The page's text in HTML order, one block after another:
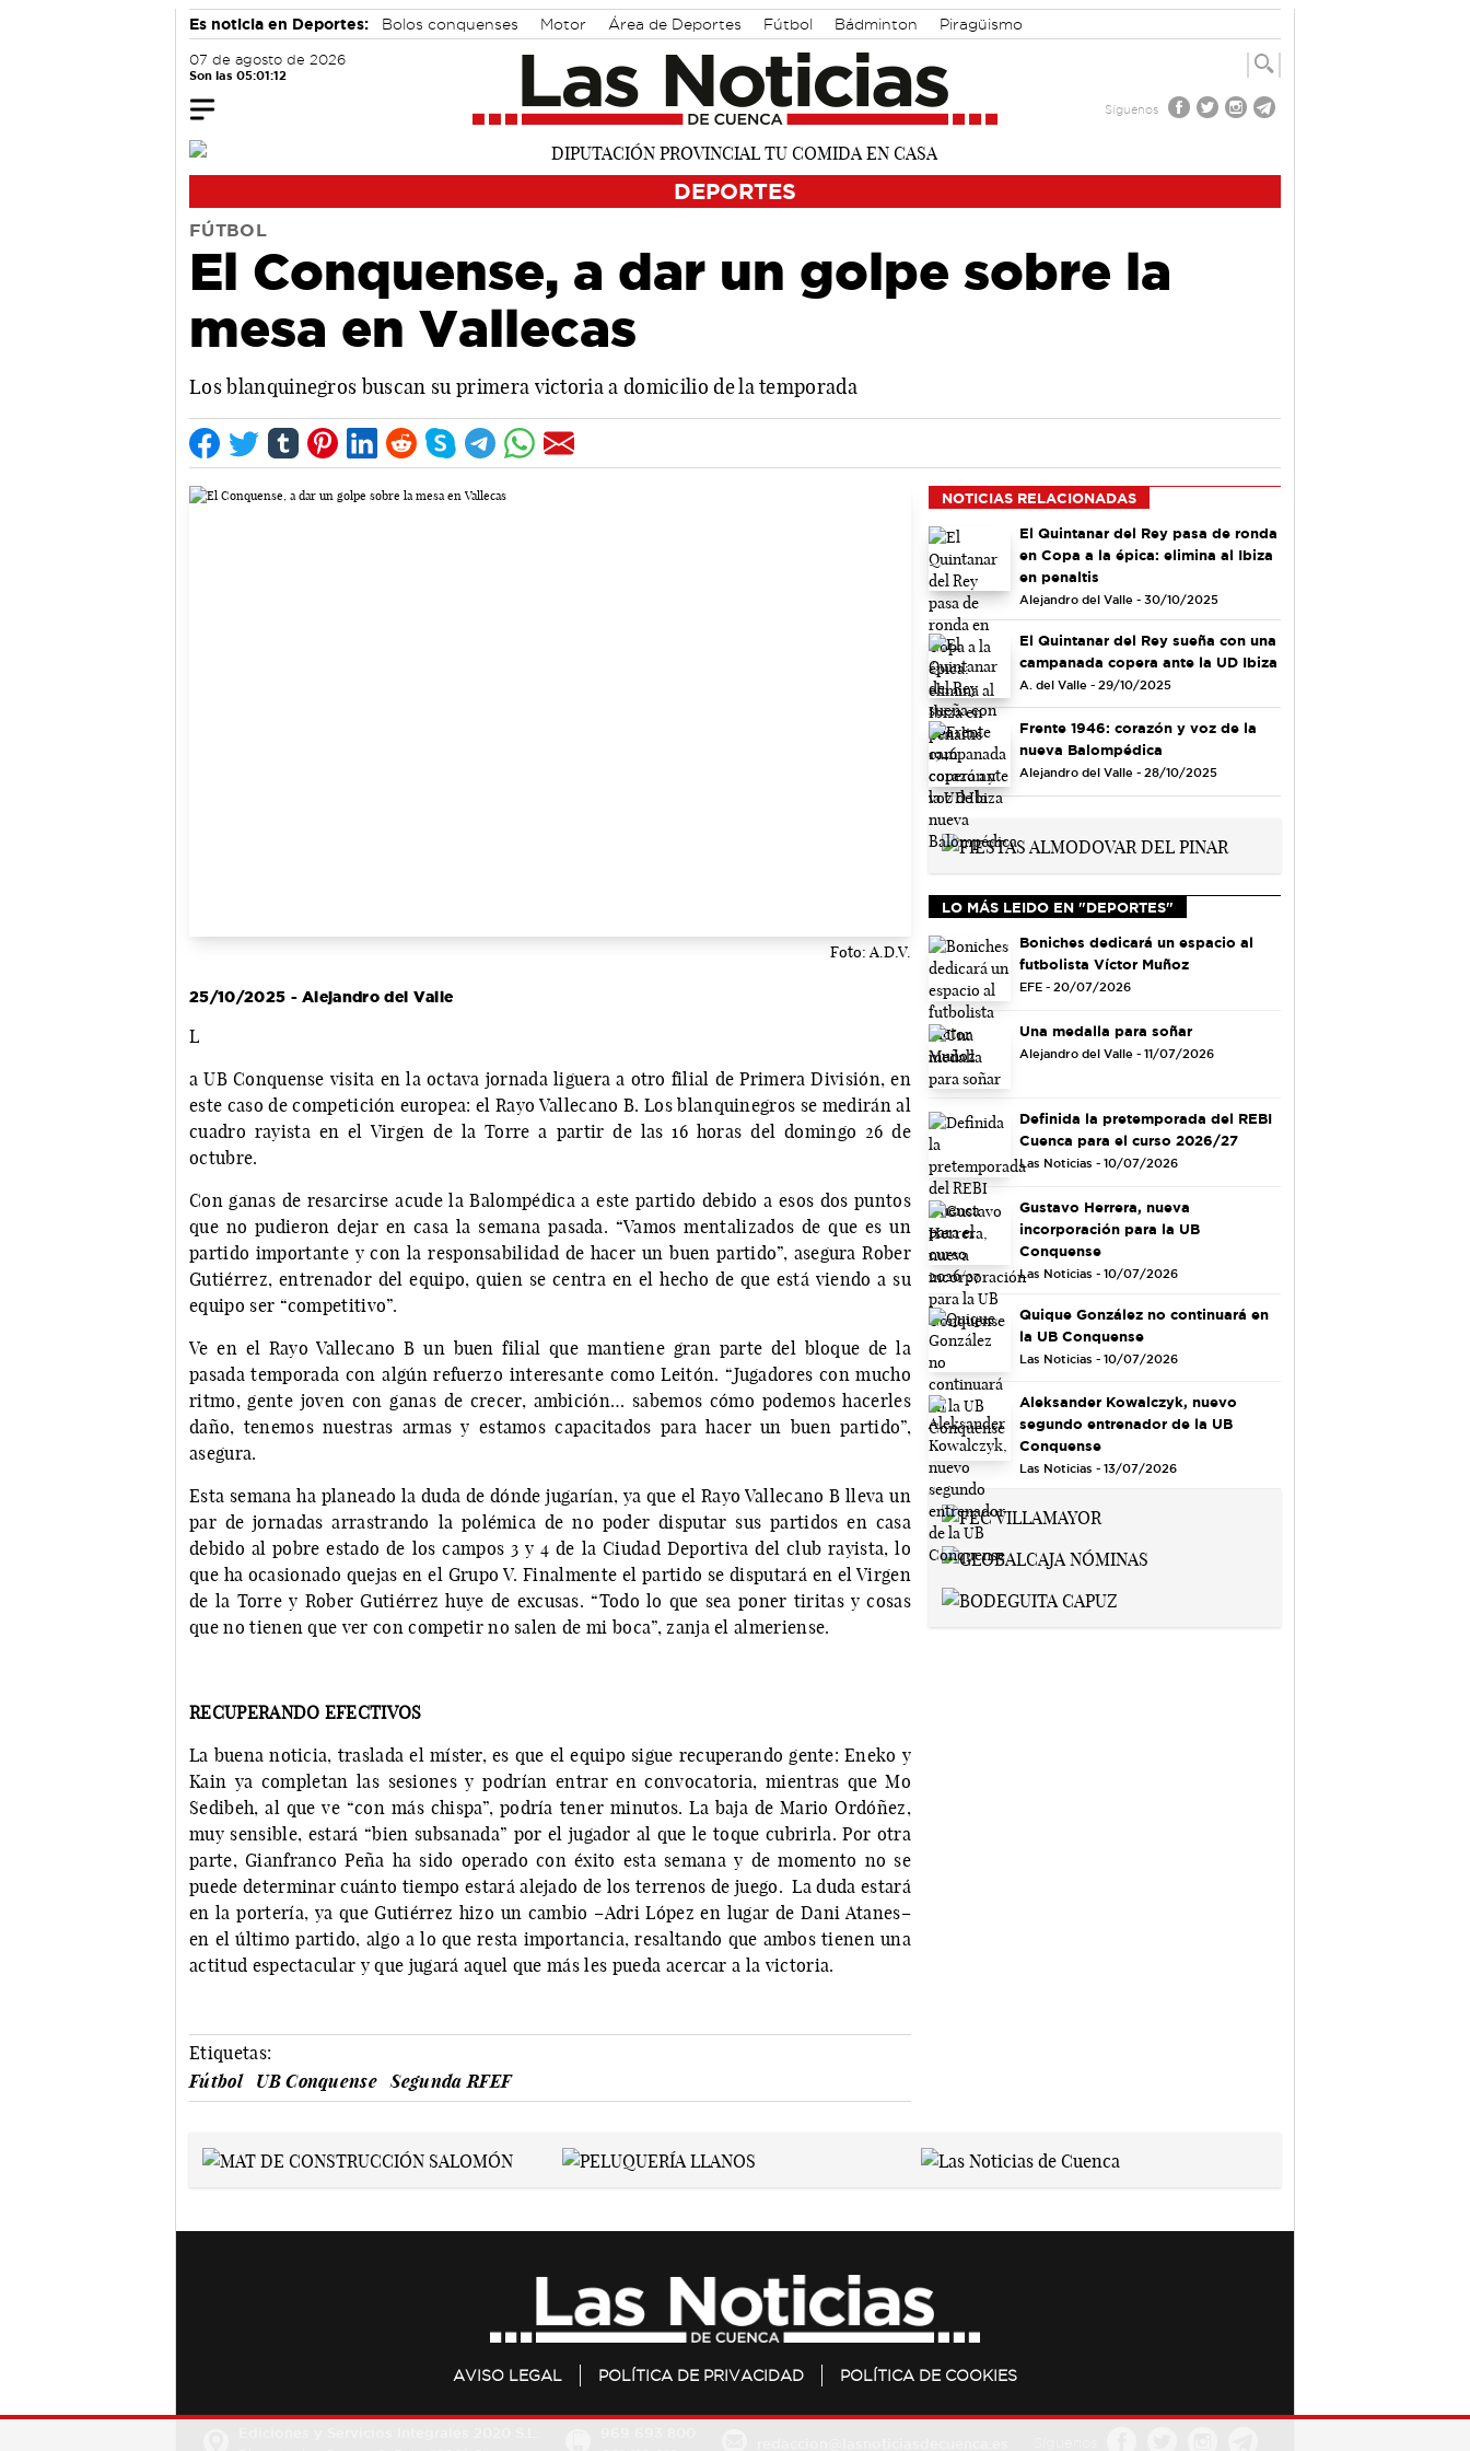
Es noticia en Deportes: Bolos conquenses Motor Área de Deportes Fútbol Bádminton Piragüismo
07 de agosto de 2026
Son las 05:01:13
Síguenos
DEPORTES
FÚTBOL
El Conquense, a dar un golpe sobre la
mesa en Vallecas
Los blanquinegros buscan su primera victoria a domicilio de la temporada
Foto: A.D.V.
25/10/2025 - Alejandro del Valle
L
a UB Conquense visita en la octava jornada liguera a otro filial de Primera División, en
este caso de competición europea: el Rayo Vallecano B. Los blanquinegros se medirán al
cuadro rayista en el Virgen de la Torre a partir de las 16 horas del domingo 26 de
octubre.
Con ganas de resarcirse acude la Balompédica a este partido debido a esos dos puntos
que no pudieron dejar en casa la semana pasada. “Vamos mentalizados de que es un
partido importante y con la responsabilidad de hacer un buen partido”, asegura Rober
Gutiérrez, entrenador del equipo, quien se centra en el hecho de que está viendo a su
equipo ser “competitivo”.
Ve en el Rayo Vallecano B un buen filial que mantiene gran parte del bloque de la
pasada temporada con algún refuerzo interesante como Leitón. “Jugadores con mucho
ritmo, gente joven con ganas de crecer, ambición… sabemos cómo podemos hacerles
daño, tenemos nuestras armas y estamos capacitados para hacer un buen partido”,
asegura.
Esta semana ha planeado la duda de dónde jugarían, ya que el Rayo Vallecano B lleva un
par de jornadas arrastrando la polémica de no poder disputar sus partidos en casa
debido al pobre estado de los campos 3 y 4 de la Ciudad Deportiva del club rayista, lo
que ha ocasionado quejas en el Grupo V. Finalmente el partido se disputará en el Virgen
de la Torre y Rober Gutiérrez huye de excusas. “Todo lo que sea poner tiritas y cosas
que no tienen que ver con competir no salen de mi boca”, zanja el almeriense.
RECUPERANDO EFECTIVOS
La buena noticia, traslada el míster, es que el equipo sigue recuperando gente: Eneko y
Kain ya completan las sesiones y podrían entrar en convocatoria, mientras que Mo
Sedibeh, al que ve “con más chispa”, podría tener minutos. La baja de Mario Ordóñez,
muy sensible, estará “bien subsanada” por el jugador al que le toque cubrirla. Por otra
parte, Gianfranco Peña ha sido operado con éxito esta semana y de momento no se
puede determinar cuánto tiempo estará alejado de los terrenos de juego. La duda estará
en la portería, ya que Gutiérrez hizo un cambio –Adri López en lugar de Dani Atanes–
en el último partido, algo a lo que resta importancia, resaltando que ambos tienen una
actitud espectacular y que jugará aquel que más les pueda acercar a la victoria.
Etiquetas:
Fútbol
UB Conquense Segunda RFEF
NOTICIAS RELACIONADAS
El Quintanar del Rey pasa de ronda
en Copa a la épica: elimina al Ibiza
en penaltis
Alejandro del Valle - 30/10/2025
El Quintanar del Rey sueña con una
campanada copera ante la UD Ibiza
A. del Valle - 29/10/2025
Frente 1946: corazón y voz de la
nueva Balompédica
Alejandro del Valle - 28/10/2025
LO MÁS LEIDO EN "DEPORTES"
Boniches dedicará un espacio al
futbolista Víctor Muñoz
EFE - 20/07/2026
Una medalla para soñar
Alejandro del Valle - 11/07/2026
Definida la pretemporada del REBI
Cuenca para el curso 2026/27
Las Noticias - 10/07/2026
Gustavo Herrera, nueva
incorporación para la UB
Conquense
Las Noticias - 10/07/2026
Quique González no continuará en
la UB Conquense
Las Noticias - 10/07/2026
Aleksander Kowalczyk, nuevo
segundo entrenador de la UB
Conquense
Las Noticias - 13/07/2026
AVISO LEGAL POLÍTICA DE PRIVACIDAD POLÍTICA DE COOKIES